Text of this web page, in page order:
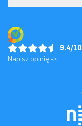
9.4/10
Napisz opinię ->